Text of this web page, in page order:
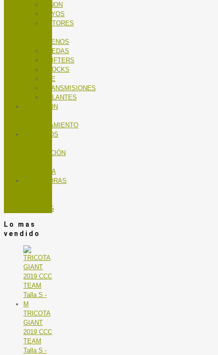
PIÑON
RAYOS
ROTORES
FRENOS
RUEDAS
SHIFTERS
SHOCKS
TEE
TRANSMISIONES
VOLANTES
NUTRICIÓN
ENTRENAMIENTO
SERVICIOS
MANTENCIÓN
BICICLETA
TROTADORAS
SPINNING
Lo mas
vendido
TRICOTA
GIANT
2019 CCC
TEAM
Talla S -